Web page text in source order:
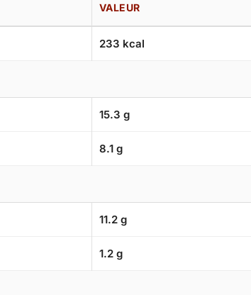
VALEUR
233 kcal
15.3 g
8.1 g
11.2 g
1.2 g